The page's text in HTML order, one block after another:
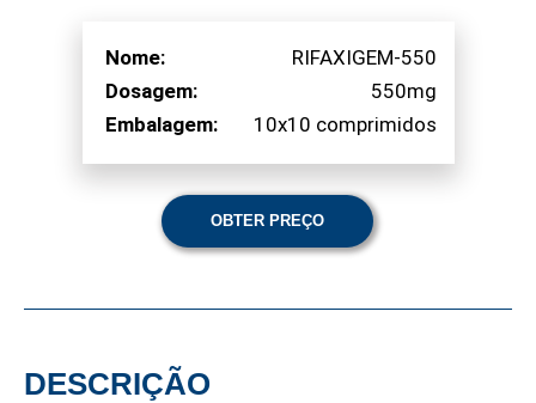
OBTER PREÇO
Nome:
Dosagem:
Embalagem:
RIFAXIGEM-550
550mg
10x10 comprimidos
DESCRIÇÃO